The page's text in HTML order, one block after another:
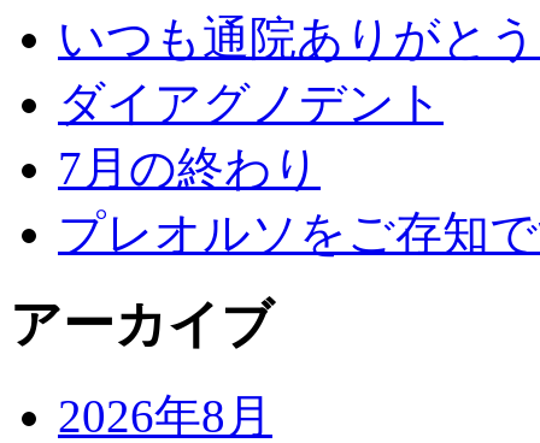
いつも通院ありがと
ダイアグノデント
7月の終わり
プレオルソをご存知
アーカイブ
2026年8月